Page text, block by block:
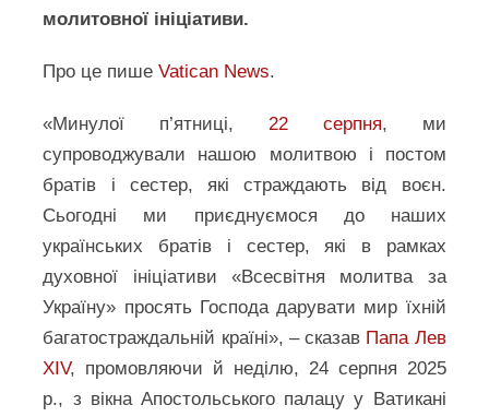
молитовної ініціативи.
Про це пишеVatican News.
«Минулої п’ятниці, 22 серпня, ми
супроводжували нашою молитвою і постом
братів і сестер, які страждають від воєн.
Сьогодні ми приєднуємося до наших
українських братів і сестер, які в рамках
духовної ініціативи «Всесвітня молитва за
Україну» просять Господа дарувати мир їхній
багатостраждальній країні», – сказав Папа Лев
XIV, промовляючи й неділю, 24 серпня 2025
р., з вікна Апостольського палацу у Ватикані